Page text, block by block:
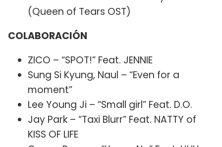
(Queen of Tears OST)
COLABORACIÓN
ZICO – “SPOT!” Feat. JENNIE
Sung Si Kyung, Naul – “Even for a
moment”
Lee Young Ji – “Small girl” Feat. D.O.
Jay Park – “Taxi Blurr” Feat. NATTY of
KISS OF LIFE